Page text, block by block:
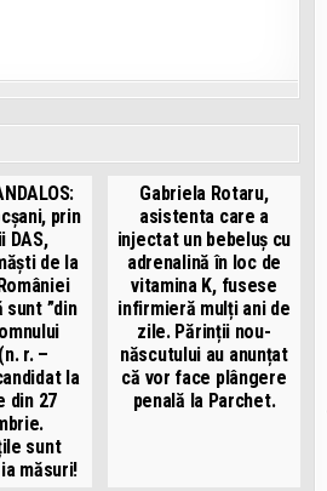
prin
DAS,
de la
sunt ”din
r. –
la
din 27
sunt
măsuri!
Gabriela Rotaru,
asistenta care a
injectat un bebeluș cu
adrenalină în loc de
vitamina K, fusese
infirmieră mulți ani de
zile. Părinții nou-
născutului au anunțat
că vor face plângere
penală la Parchet.